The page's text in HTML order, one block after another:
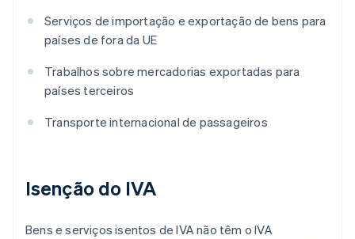
Serviços de importação e exportação de bens para
países de fora da UE
Trabalhos sobre mercadorias exportadas para
países terceiros
Transporte internacional de passageiros
Isenção do IVA
Bens e serviços isentos de IVA não têm o IVA